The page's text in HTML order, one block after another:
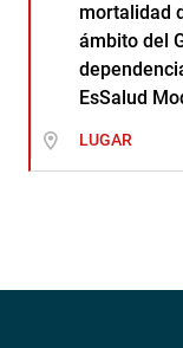
mortalidad
ámbito del
EsSalud
LUGAR